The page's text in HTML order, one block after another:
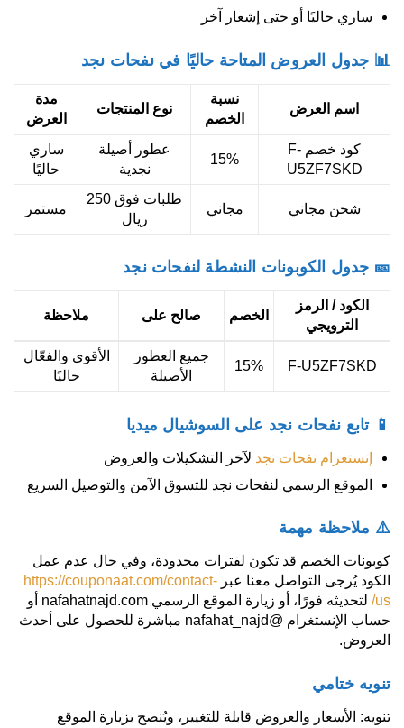
ساري حاليًا أو حتى إشعار آخر
📊 جدول العروض المتاحة حاليًا في نفحات نجد
اسم العرض
نسبة
الخصم
نوع المنتجات
مدة
العرض
كود خصم F-
U5ZF7SKD
15%
عطور أصيلة
نجدية
ساري
حاليًا
شحن مجاني مجاني
طلبات فوق 250
ريال
مستمر
🎫 جدول الكوبونات النشطة لنفحات نجد
الكود / الرمز
الترويجي
الخصم صالح على ملاحظة
F-U5ZF7SKD
15%
جميع العطور
الأصيلة
الأقوى والفعّال
حاليًا
📱 تابع نفحات نجد على السوشيال ميديا
إنستغرام نفحات نجد لآخر التشكيلات والعروض
الموقع الرسمي لنفحات نجد للتسوق الآمن والتوصيل السريع
⚠️ ملاحظة مهمة
كوبونات الخصم قد تكون لفترات محدودة، وفي حال عدم عمل
الكود يُرجى التواصل معنا عبر https://couponaat.com/contact-
us/
لتحديثه فورًا، أو زيارة الموقع الرسمي nafahatnajd.com أو
حساب الإنستغرام @nafahat_najd مباشرة للحصول على أحدث
العروض.
تنويه ختامي
تنويه: الأسعار والعروض قابلة للتغيير، ويُنصح بزيارة الموقع